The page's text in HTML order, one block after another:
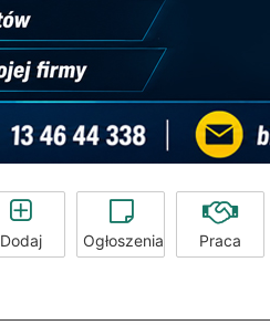
Dodaj Ogłoszenia Praca